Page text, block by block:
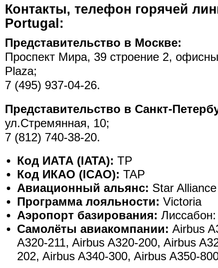
Контакты, телефон горячей
Portugal:
Представительство в Москве:
Проспект Мира, 39 строение 2,
Plaza;
7 (495) 937-04-26.
Представительство в Санкт-
ул.Стремянная, 10;
7 (812) 740-38-20.
Код ИАТА (IATA): TP
Код ИКАО (ICAO): TAP
Авиационный альянс: Star Alliance
Программа лояльности: Victoria
Аэропорт базирования:
Самолёты авиакомпании: Airbus
A320-211, Airbus A320-200, Airbus
202, Airbus A340-300, Airbus A350-